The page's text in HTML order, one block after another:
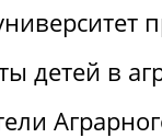
детей в